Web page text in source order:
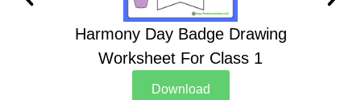
Harmony Day Badge Drawing
Worksheet For Class 1
Download